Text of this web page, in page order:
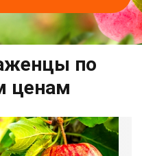
по
ценам